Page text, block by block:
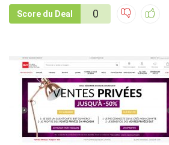
Score du Deal 0